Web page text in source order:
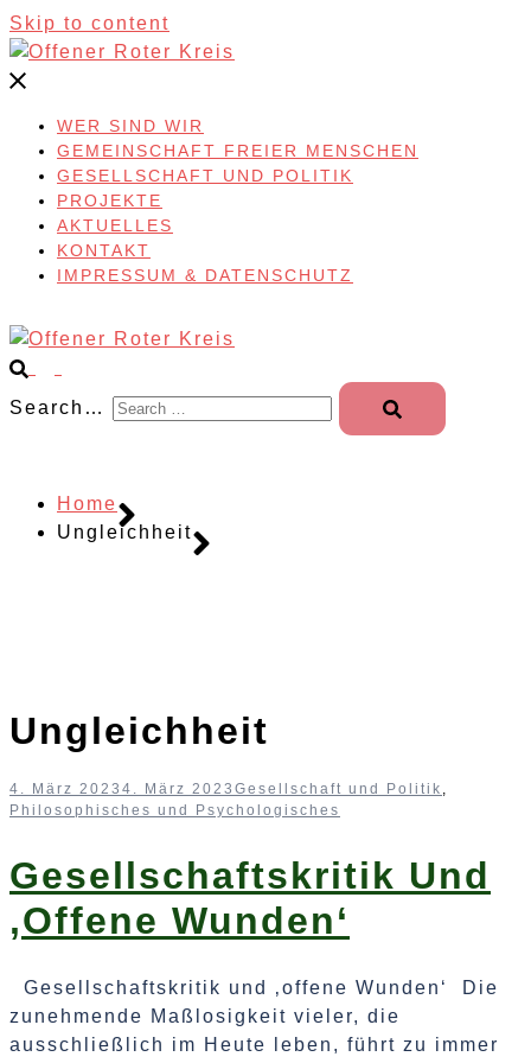
Skip to content
WER SIND WIR
GEMEINSCHAFT FREIER MENSCHEN
GESELLSCHAFT UND POLITIK
PROJEKTE
AKTUELLES
KONTAKT
IMPRESSUM & DATENSCHUTZ
Search…
Home
Ungleichheit
Ungleichheit
4. März 2023 4. März 2023 Gesellschaft und Politik ,
Philosophisches und Psychologisches
Gesellschaftskritik Und
‚offene Wunden‘
Gesellschaftskritik und ‚offene Wunden‘ Die
zunehmende Maßlosigkeit vieler, die
ausschließlich im Heute leben, führt zu immer